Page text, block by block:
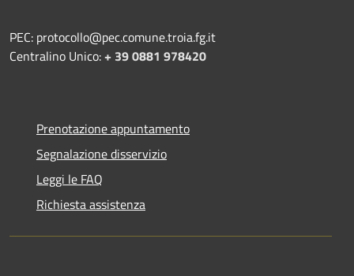
PEC: protocollo@pec.comune.troia.fg.it
Centralino Unico:+ 39 0881 978420
Prenotazione appuntamento
Segnalazione disservizio
Leggi le FAQ
Richiesta assistenza